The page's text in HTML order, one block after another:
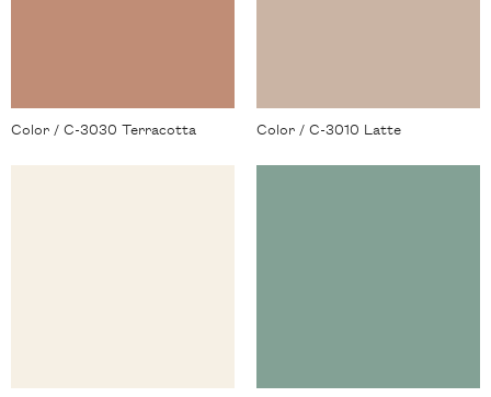
Color / C-3030 Terracotta Color / C-3010 Latte